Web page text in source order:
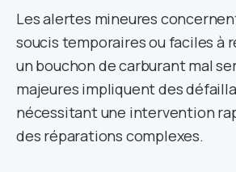
Les alertes mineures
soucis temporaires ou faciles à
un bouchon de carburant mal
majeures impliquent des
nécessitant une intervention
des réparations complexes.